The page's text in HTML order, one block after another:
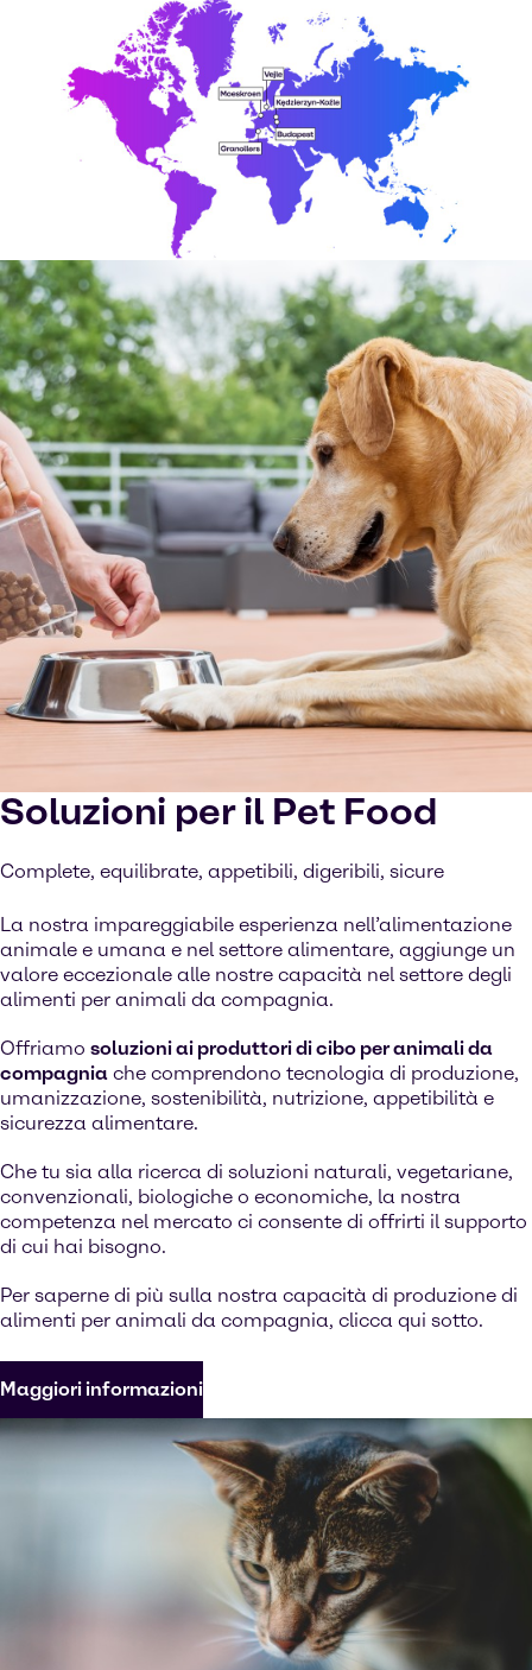
Soluzioni per il Pet Food
Complete, equilibrate, appetibili, digeribili, sicure
La nostra impareggiabile esperienza nell’alimentazione
animale e umana e nel settore alimentare, aggiunge un
valore eccezionale alle nostre capacità nel settore degli
alimenti per animali da compagnia.
Offriamo soluzioni ai produttori di cibo per animali da
compagnia che comprendono tecnologia di produzione,
umanizzazione, sostenibilità, nutrizione, appetibilità e
sicurezza alimentare.
Che tu sia alla ricerca di soluzioni naturali, vegetariane,
convenzionali, biologiche o economiche, la nostra
competenza nel mercato ci consente di offrirti il supporto
di cui hai bisogno.
Per saperne di più sulla nostra capacità di produzione di
alimenti per animali da compagnia, clicca qui sotto.
Maggiori informazioni